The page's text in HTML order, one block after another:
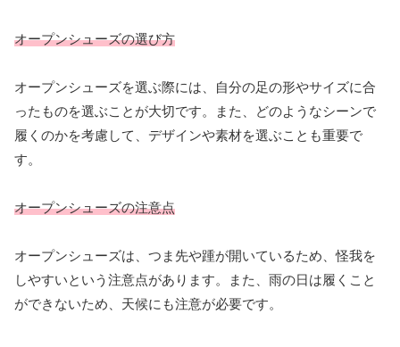
オープンシューズの選び方
オープンシューズを選ぶ際には、自分の足の形やサイズに合
ったものを選ぶことが大切です。また、どのようなシーンで
履くのかを考慮して、デザインや素材を選ぶことも重要で
す。
オープンシューズの注意点
オープンシューズは、つま先や踵が開いているため、怪我を
しやすいという注意点があります。また、雨の日は履くこと
ができないため、天候にも注意が必要です。